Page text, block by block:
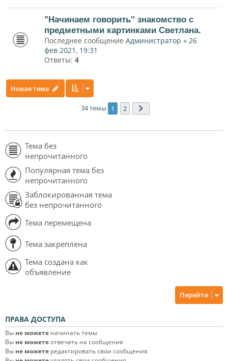
"Начинаем говорить" знакомство с
предметными картинками Светлана.
Последнее сообщение Администратор « 26
фев 2021, 19:31
Ответы: 4
Новая тема
34 темы 1 2
Тема без
непрочитанного
Популярная тема без
непрочитанного
Заблокированная тема
без непрочитанного
Тема перемещена
Тема закреплена
Тема создана как
объявление
Перейти
ПРАВА ДОСТУПА
Вы не можете начинать темы
Вы не можетеотвечать на сообщения
Вы не можете редактировать свои сообщения